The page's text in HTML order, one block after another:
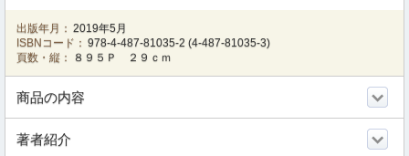
出版年月： 2019年5月
ISBNコード： 978-4-487-81035-2 (4-487-81035-3)
頁数・縦：
８９５Ｐ ２９ｃｍ
商品の内容
著者紹介